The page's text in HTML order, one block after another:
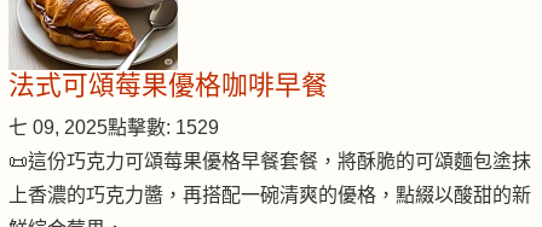
法式可頌莓果優格咖啡早餐
七 09, 2025點擊數: 1529
📜這份巧克力可頌莓果優格早餐套餐，將酥脆的可頌麵包塗抹
上香濃的巧克力醬，再搭配一碗清爽的優格，點綴以酸甜的新